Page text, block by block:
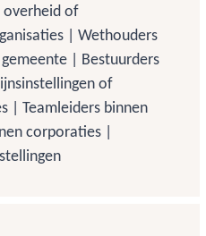
overheid of
| Wethouders
| Bestuurders
of
| Teamleiders binnen
corporaties |